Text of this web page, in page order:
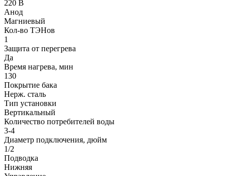
220 В
Анод
Магниевый
Кол-во ТЭНов
1
Защита от перегрева
Да
Время нагрева, мин
130
Покрытие бака
Нерж. сталь
Тип установки
Вертикальный
Количество потребителей воды
3-4
Диаметр подключения, дюйм
1/2
Подводка
Нижняя